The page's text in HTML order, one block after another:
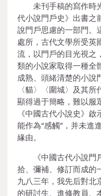
未刊手稿的寫作時
代小說門戶史》出書之
說門戶思慮的一部門。
處所，古代文學所受英
流，以門戶的目光視之
類的小說家取得一種全
成熟、頭緒清楚的小說
〈貓〉〈圍城〉及其
顯得過于簡略，難以服
《中國古代小說史》
能作為“感觸”，并未進
緣由。
《中國古代小說
拾、彌補、修訂而成的
九八三年，我先后對北
的研討生、進修教員、